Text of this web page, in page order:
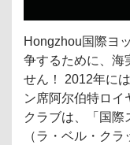
Hongzhou国際ヨ
争するために、海
せん！ 2012年に
ン席阿尔伯特ロイ
クラブは、「国際
（ラ・ベル・ク